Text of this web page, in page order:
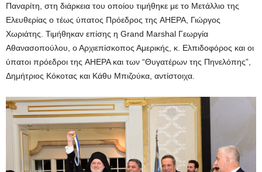
Παναρίτη, στη διάρκεια του οποίου τιμήθηκε με το Μετάλλιο της
Ελευθερίας ο τέως ύπατος Πρόεδρος της AHEPA, Γιώργος
Χωριάτης. Τιμήθηκαν επίσης η Grand Marshal Γεωργία
Αθανασοπούλου, ο Αρχιεπίσκοπος Αμερικής, κ. Ελπιδοφόρος και οι
ύπατοι πρόεδροι της AHEPA και των “Θυγατέρων της Πηνελόπης”,
Δημήτριος Κόκοτας και Κάθυ Μπιζούκα, αντίστοιχα.